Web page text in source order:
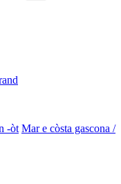
-òt Mar e còsta gascona /